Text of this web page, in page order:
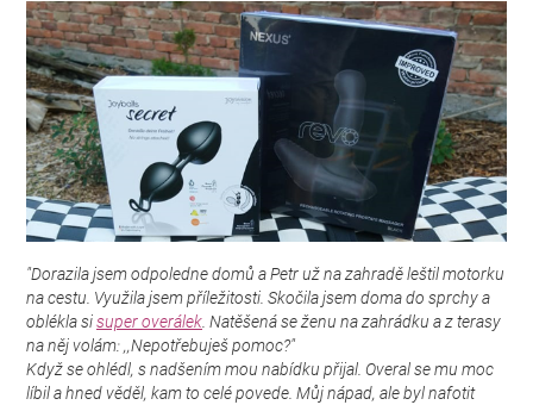
"Dorazila jsem odpoledne domů a Petr už na zahradě leštil motorku
na cestu. Využila jsem příležitosti. Skočila jsem doma do sprchy a
oblékla sisuper overálek. Natěšená se ženu na zahrádku a z terasy
na něj volám: ,,Nepotřebuješ pomoc?"
Když se ohlédl, s nadšením mou nabídku přijal. Overal se mu moc
líbil a hned věděl, kam to celé povede. Můj nápad, ale byl nafotit